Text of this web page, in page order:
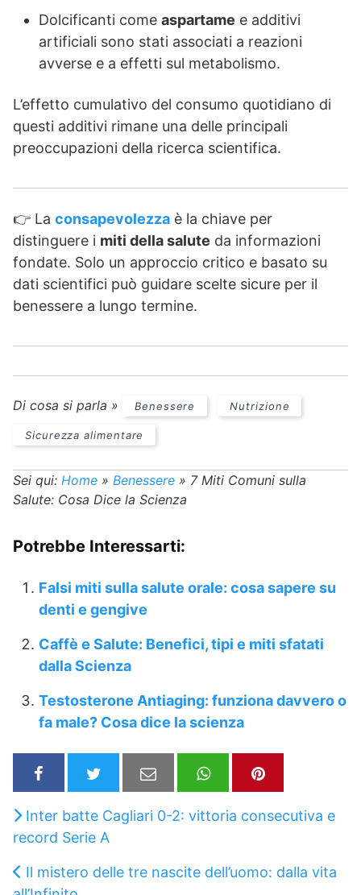
Dolcificanti come aspartame e additivi
artificiali sono stati associati a reazioni
avverse e a effetti sul metabolismo.
L’effetto cumulativo del consumo quotidiano di
questi additivi rimane una delle principali
preoccupazioni della ricerca scientifica.
👉 La consapevolezza è la chiave per
distinguere i miti della salute da informazioni
fondate. Solo un approccio critico e basato su
dati scientifici può guidare scelte sicure per il
benessere a lungo termine.
Di cosa si parla » Benessere Nutrizione
Sicurezza alimentare
Sei qui: Home » Benessere » 7 Miti Comuni sulla
Salute: Cosa Dice la Scienza
Potrebbe Interessarti:
Falsi miti sulla salute orale: cosa sapere su
denti e gengive
Caffè e Salute: Benefici, tipi e miti sfatati
dalla Scienza
Testosterone Antiaging: funziona davvero o
fa male? Cosa dice la scienza
Inter batte Cagliari 0-2: vittoria consecutiva e
record Serie A
Il mistero delle tre nascite dell’uomo: dalla vita